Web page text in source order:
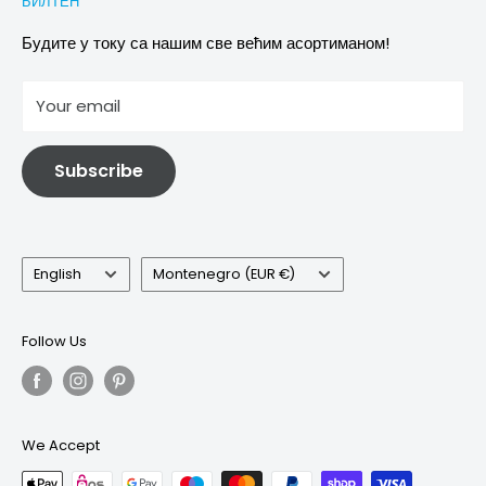
Images & references
Политика отказивања
Услови
Информације о електричној и електронској опреми
Будите у току са нашим све већим асортиманом!
Your email
Subscribe
Language
English Country/region
Montenegro (EUR €)
Follow Us
We Accept